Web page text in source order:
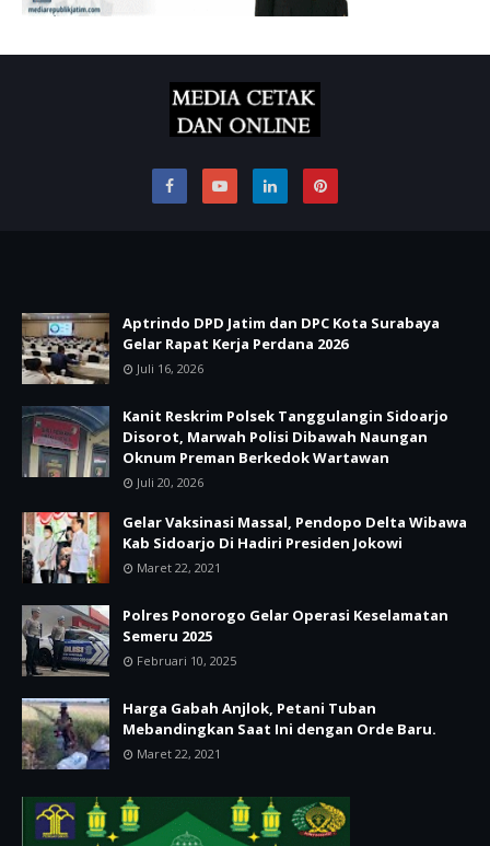
Aptrindo DPD Jatim dan DPC Kota Surabaya
Gelar Rapat Kerja Perdana 2026
Juli 16, 2026
Kanit Reskrim Polsek Tanggulangin Sidoarjo
Disorot, Marwah Polisi Dibawah Naungan
Oknum Preman Berkedok Wartawan
Juli 20, 2026
Gelar Vaksinasi Massal, Pendopo Delta Wibawa
Kab Sidoarjo Di Hadiri Presiden Jokowi
Maret 22, 2021
Polres Ponorogo Gelar Operasi Keselamatan
Semeru 2025
Februari 10, 2025
Harga Gabah Anjlok, Petani Tuban
Mebandingkan Saat Ini dengan Orde Baru.
Maret 22, 2021